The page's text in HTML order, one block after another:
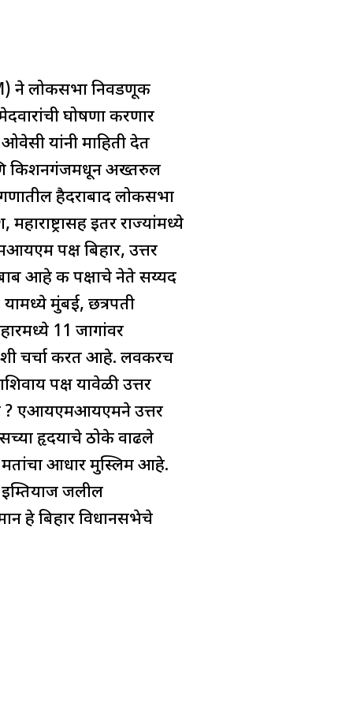
ने लोकसभा निवडणूक
घोषणा करणार
यांनी माहिती देत
किशनगंजमधून अख्तरुल
हैदराबाद लोकसभा
इतर राज्यांमध्ये
पक्ष बिहार, उत्तर
बाब आहे की पक्षाचे नेते सय्यद
मुंबई, छत्रपती
11 जागांवर
चर्चा करत आहे. लवकरच
पक्ष यावेळी उत्तर
? एआयएमआयएमने उत्तर
हृदयाचे ठोके वाढले
आधार मुस्लिम आहे.
जलील
हे बिहार विधानसभेचे